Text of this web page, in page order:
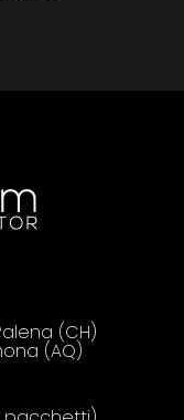
(CH)
(AQ)